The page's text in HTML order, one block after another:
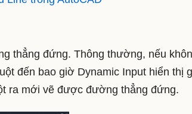
thẳng đứng. Thông thường, nếu
đến bao giờ Dynamic Input hiển thị
ra mới vẽ được đường thẳng đứng.